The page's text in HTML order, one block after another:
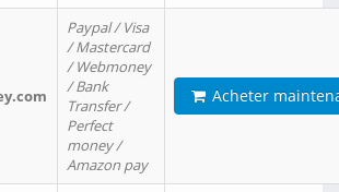
Paypal / Visa
/ Mastercard
/ Webmoney
/ Bank
Transfer /
Perfect
money /
Amazon pay
Acheter